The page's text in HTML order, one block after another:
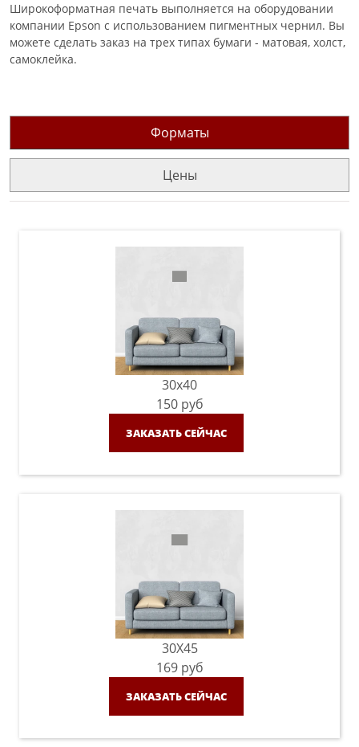
Широкоформатная печать выполняется на оборудовании
компании Epson с использованием пигментных чернил. Вы
можете сделать заказ на трех типах бумаги - матовая, холст,
самоклейка.
Форматы
Цены
30x40
150 руб
ЗАКАЗАТЬ СЕЙЧАС
30X45
169 руб
ЗАКАЗАТЬ СЕЙЧАС